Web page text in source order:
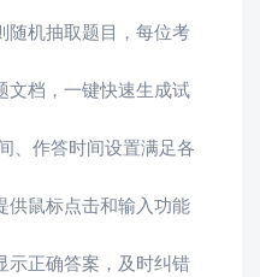
随机抽取题目，每位考
文档，一键快速生成试
、作答时间设置满足各
供鼠标点击和输入功能
示正确答案，及时纠错